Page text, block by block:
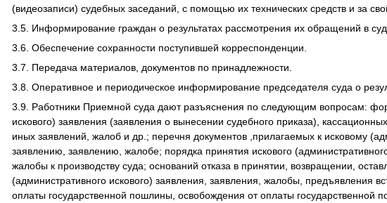
(видеозаписи) судебных заседаний, с помощью их технических средств и за
3.5. Информирование граждан о результатах рассмотрения их обращений в суд.
3.6. Обеспечение сохранности поступившей корреспонденции.
3.7. Передача материалов, документов по принадлежности.
3.8. Оперативное и периодическое информирование председателя суда о
3.9. Работники Приемной суда дают разъяснения по следующим вопросам:
искового) заявления (заявления о вынесении судебного приказа),
иных заявлений, жалоб и др.; перечня документов ,прилагаемых к исковому
заявлению, заявлению, жалобе; порядка принятия искового
жалобы к производству суда; оснований отказа в принятии, возвращении,
(административного искового) заявления, заявления, жалобы, предъявления
оплаты государственной пошлины, освобождения от оплаты государственной